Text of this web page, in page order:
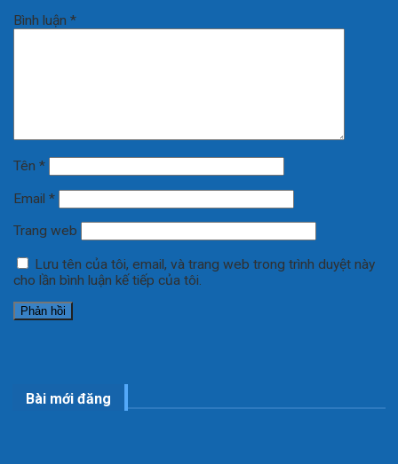
Bình luận *
Tên *
Email *
Trang web
Lưu tên của tôi, email, và trang web trong trình duyệt này
cho lần bình luận kế tiếp của tôi.
Bài mới đăng